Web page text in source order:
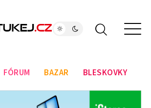
FÓRUM BAZAR BLESKOVKY